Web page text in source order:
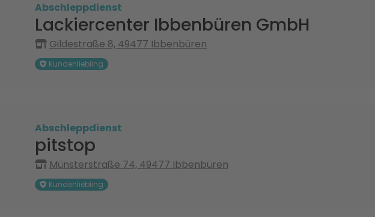
Abschleppdienst
Lackiercenter Ibbenbüren GmbH
Gildestraße 8, 49477 Ibbenbüren
Kundenliebling
Abschleppdienst
pitstop
Münsterstraße 74, 49477 Ibbenbüren
Kundenliebling